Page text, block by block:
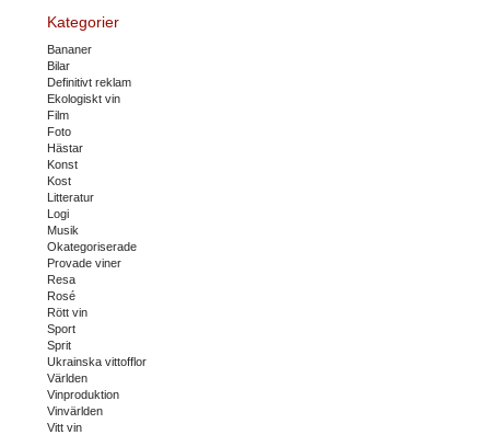
Kategorier
Bananer
Bilar
Definitivt reklam
Ekologiskt vin
Film
Foto
Hästar
Konst
Kost
Litteratur
Logi
Musik
Okategoriserade
Provade viner
Resa
Rosé
Rött vin
Sport
Sprit
Ukrainska vittofflor
Världen
Vinproduktion
Vinvärlden
Vitt vin